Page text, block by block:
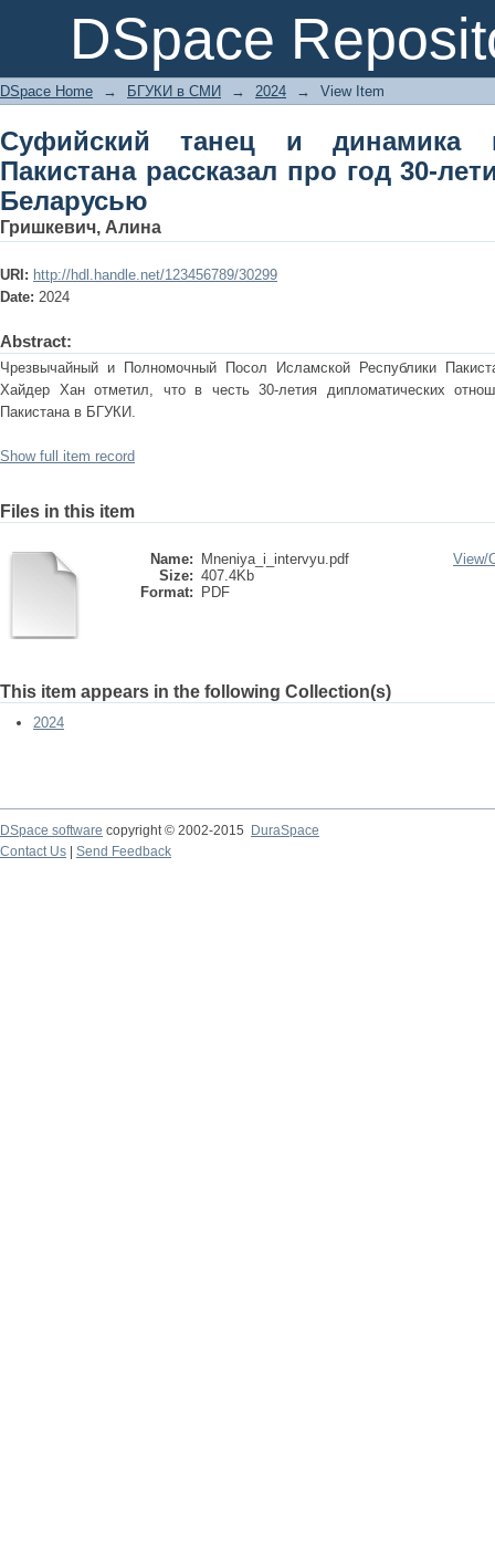
DSpace
Суфийский танец и динамика
30-летия дипотношений с
DSpace Home → БГУКИ в СМИ → 2024 → View Item
Суфийский танец и динамика
Пакистана рассказал про год 30-
Беларусью
Гришкевич, Алина
URI: http://hdl.handle.net/123456789/30299
Date: 2024
Abstract:
Чрезвычайный и Полномочный Посол Исламской Республики
Хайдер Хан отметил, что в честь 30-летия дипломатических
Пакистана в БГУКИ.
Show full item record
Files in this item
Name:
Mneniya_i_intervyu.pdf
Size: 407.4Kb
Format:
PDF
View/
This item appears in the following Collection(s)
2024
DSpace software copyright © 2002-2015
DuraSpace
Contact Us
Send Feedback